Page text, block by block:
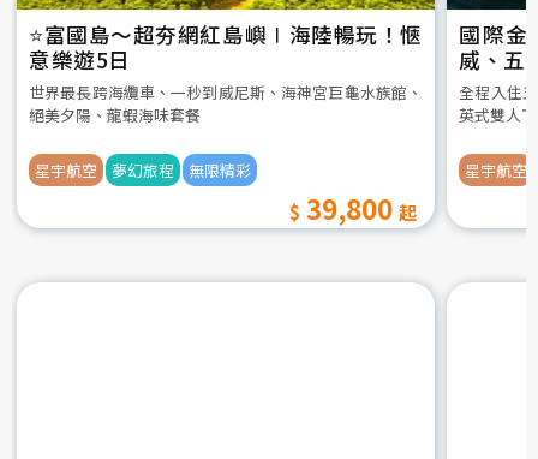
⭐️富國島～超夯網紅島嶼∣海陸暢玩！愜
意樂遊5日
世界最長跨海纜車、一秒到威尼斯、海神宮巨龜水族館、
絕美夕陽、龍蝦海味套餐
星宇航空 夢幻旅程 無限精彩
39,800
國際金
威、五
全程入住
英式雙人
星宇航空